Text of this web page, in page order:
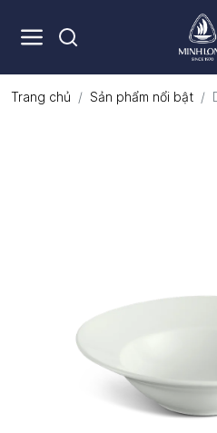
Trang chủ Sản phẩm nổi bật